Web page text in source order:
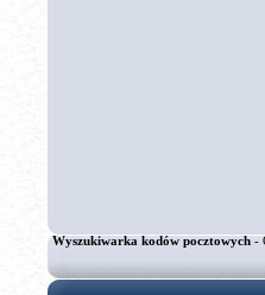
Wyszukiwarka kodów pocztowych-